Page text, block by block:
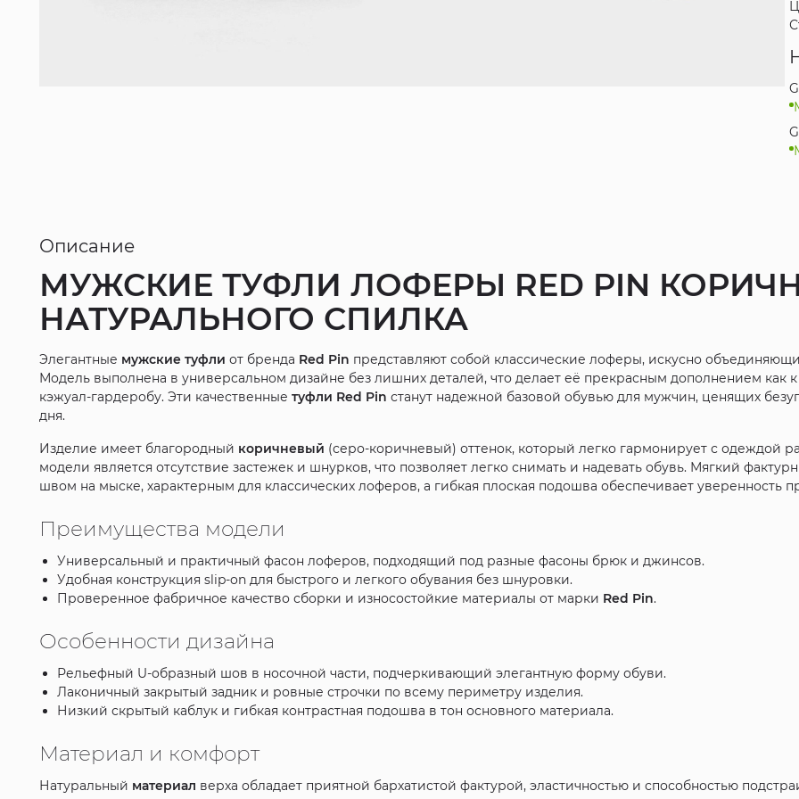
Описание
МУЖСКИЕ ТУФЛИ ЛОФЕРЫ RED PIN
НАТУРАЛЬНОГО СПИЛКА
Элегантные мужские туфли от бренда Red Pin представляют собой классические лоферы, искусно
Модель выполнена в универсальном дизайне без лишних деталей, что делает её прекрасным дополнением как
кэжуал-гардеробу. Эти качественныетуфли Red Pin станут надежной базовой обувью для мужчин, ценящих
дня.
Изделие имеет благородный коричневый (серо-коричневый) оттенок, который легко гармонирует с одеждой
модели является отсутствие застежек и шнурков, что позволяет легко снимать и надевать обувь. Мягкий
швом на мыске, характерным для классических лоферов, а гибкая плоская подошва обеспечивает
Преимущества модели
Универсальный и практичный фасон лоферов, подходящий под разные фасоны брюк и джинсов.
Удобная конструкция slip-on для быстрого и легкого обувания без шнуровки.
Проверенное фабричное качество сборки и износостойкие материалы от марки Red Pin.
Особенности дизайна
Рельефный U-образный шов в носочной части, подчеркивающий элегантную форму обуви.
Лаконичный закрытый задник и ровные строчки по всему периметру изделия.
Низкий скрытый каблук и гибкая контрастная подошва в тон основного материала.
Материал и комфорт
Натуральный материал верха обладает приятной бархатистой фактурой, эластичностью и способностью